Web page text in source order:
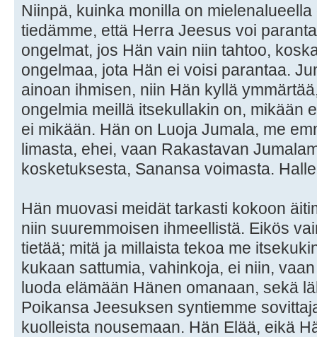
Niinpä, kuinka monilla on
tiedämme, että Herra Jeesus voi
ongelmat, jos Hän vain niin tahtoo,
ongelmaa, jota Hän ei voisi parantaa.
ainoan ihmisen, niin Hän kyllä
ongelmia meillä itsekullakin on, mikään
ei mikään. Hän on Luoja Jumala, me
limasta, ehei, vaan Rakastavan
kosketuksesta, Sanansa voimasta.
Hän muovasi meidät tarkasti kokoon
niin suuremmoisen ihmeellistä. Eikös
tietää; mitä ja millaista tekoa me
kukaan sattumia, vahinkoja, ei niin,
luoda elämään Hänen omanaan, sekä
Poikansa Jeesuksen syntiemme
kuolleista nousemaan. Hän Elää, eikä